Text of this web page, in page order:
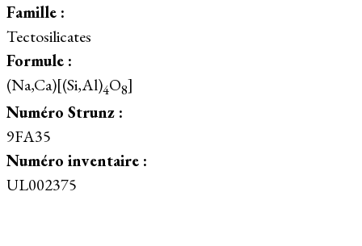
Famille :
Tectosilicates
Formule :
(Na,Ca)[(Si,Al)4O8]
Numéro Strunz :
9FA35
Numéro inventaire :
UL002375